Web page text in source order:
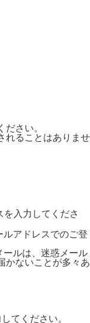
さい。
れることはありませ
を入力してくださ
アドレスでのご登
ルは、迷惑メール
かないことが多々あ
てください。